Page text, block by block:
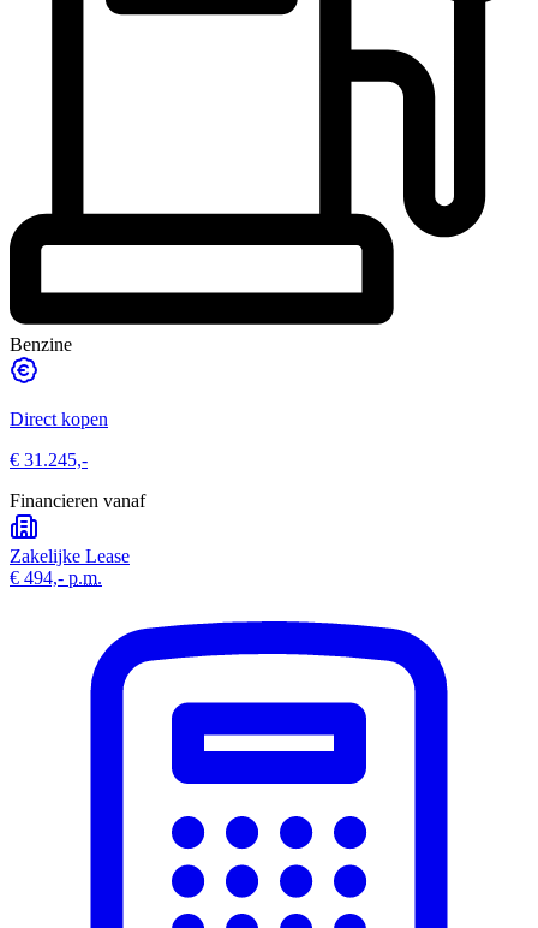
Benzine
Direct kopen
€ 31.245,-
Financieren vanaf
Zakelijke Lease
€ 494,- p.m.